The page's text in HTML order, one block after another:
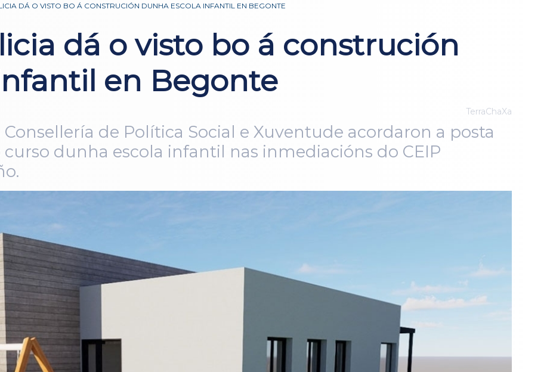
DÁ O VISTO BO Á CONSTRUCIÓN DUNHA ESCOLA INFANTIL EN BEGONTE
dá o visto bo á construción
en Begonte
TerraChaXa
de Política Social e Xuventude acordaron a posta
dunha escola infantil nas inmediacións do CEIP